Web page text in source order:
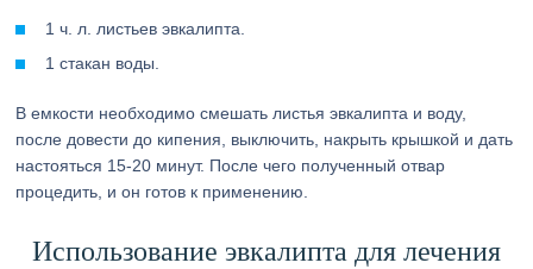
1 ч. л. листьев эвкалипта.
1 стакан воды.
В емкости необходимо смешать листья эвкалипта и воду,
после довести до кипения, выключить, накрыть крышкой и дать
настояться 15-20 минут. После чего полученный отвар
процедить, и он готов к применению.
Использование эвкалипта для лечения